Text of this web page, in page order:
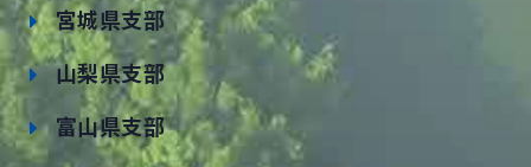
宮城県支部
山梨県支部
富山県支部